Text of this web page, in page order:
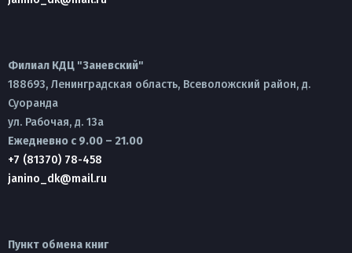
Филиал КДЦ "Заневский"
188693, Ленинградская область, Всеволожский район, д.
Суоранда
ул. Рабочая, д. 13а
Ежедневно с 9.00 – 21.00
+7 (81370) 78-458
janino_dk@mail.ru
Пункт обмена книг